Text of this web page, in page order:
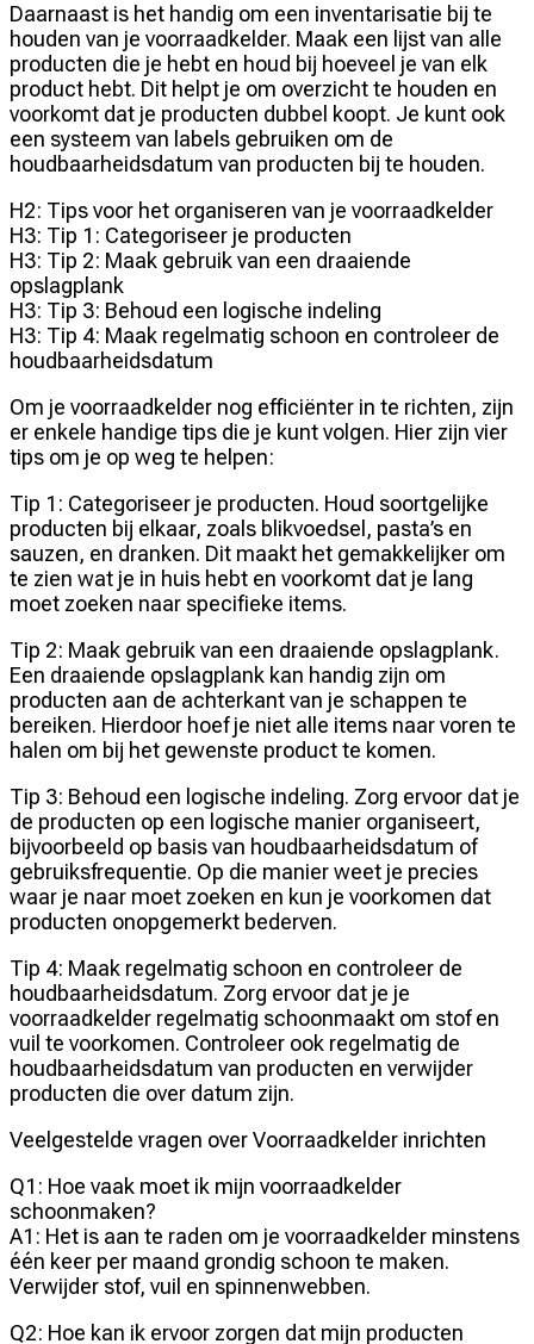
Daarnaast is het handig om een inventarisatie bij te
houden van je voorraadkelder. Maak een lijst van alle
producten die je hebt en houd bij hoeveel je van elk
product hebt. Dit helpt je om overzicht te houden en
voorkomt dat je producten dubbel koopt. Je kunt ook
een systeem van labels gebruiken om de
houdbaarheidsdatum van producten bij te houden.
H2: Tips voor het organiseren van je voorraadkelder
H3: Tip 1: Categoriseer je producten
H3: Tip 2: Maak gebruik van een draaiende
opslagplank
H3: Tip 3: Behoud een logische indeling
H3: Tip 4: Maak regelmatig schoon en controleer de
houdbaarheidsdatum
Om je voorraadkelder nog efficiënter in te richten, zijn
er enkele handige tips die je kunt volgen. Hier zijn vier
tips om je op weg te helpen:
Tip 1: Categoriseer je producten. Houd soortgelijke
producten bij elkaar, zoals blikvoedsel, pasta’s en
sauzen, en dranken. Dit maakt het gemakkelijker om
te zien wat je in huis hebt en voorkomt dat je lang
moet zoeken naar specifieke items.
Tip 2: Maak gebruik van een draaiende opslagplank.
Een draaiende opslagplank kan handig zijn om
producten aan de achterkant van je schappen te
bereiken. Hierdoor hoef je niet alle items naar voren te
halen om bij het gewenste product te komen.
Tip 3: Behoud een logische indeling. Zorg ervoor dat je
de producten op een logische manier organiseert,
bijvoorbeeld op basis van houdbaarheidsdatum of
gebruiksfrequentie. Op die manier weet je precies
waar je naar moet zoeken en kun je voorkomen dat
producten onopgemerkt bederven.
Tip 4: Maak regelmatig schoon en controleer de
houdbaarheidsdatum. Zorg ervoor dat je je
voorraadkelder regelmatig schoonmaakt om stof en
vuil te voorkomen. Controleer ook regelmatig de
houdbaarheidsdatum van producten en verwijder
producten die over datum zijn.
Veelgestelde vragen over Voorraadkelder inrichten
Q1: Hoe vaak moet ik mijn voorraadkelder
schoonmaken?
A1: Het is aan te raden om je voorraadkelder minstens
één keer per maand grondig schoon te maken.
Verwijder stof, vuil en spinnenwebben.
Q2: Hoe kan ik ervoor zorgen dat mijn producten